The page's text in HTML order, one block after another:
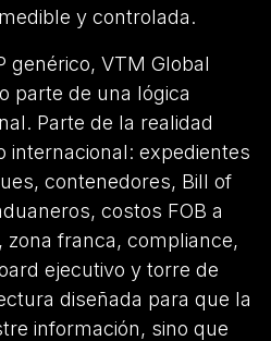
y controlada.
genérico, VTM Global
parte de una lógica
Parte de la realidad
internacional: expedientes
contenedores, Bill of
costos FOB a
franca, compliance,
ejecutivo y torre de
diseñada para que la
información, sino que